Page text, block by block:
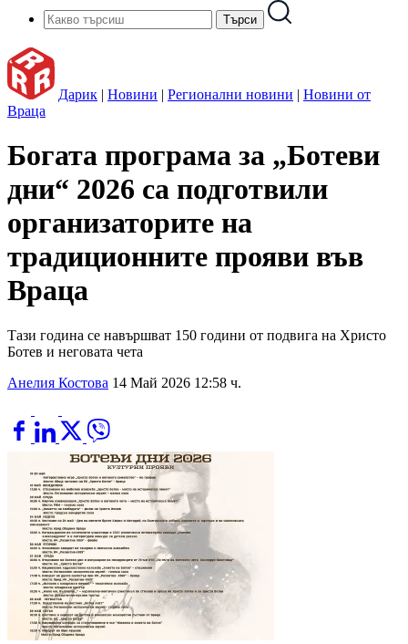
Дарик | Новини | Регионални новини | Новини от
Враца
Богата програма за „Ботеви
дни“ 2026 са подготвили
организаторите на
традиционните прояви във
Враца
Тази година се навършват 150 години от подвига на Христо
Ботев и неговата чета
Анелия Костова 14 Май 2026 12:58 ч.